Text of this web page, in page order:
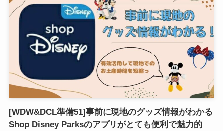
[WDW&DCL準備51]事前に現地のグッズ情報がわかる
Shop Disney Parksのアプリがとても便利で魅力的